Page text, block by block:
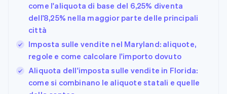
come l'aliquota di base del 6,25% diventa
dell'8,25% nella maggior parte delle principali
città
Imposta sulle vendite nel Maryland: aliquote,
regole e come calcolare l'importo dovuto
Aliquota dell'imposta sulle vendite in Florida:
come si combinano le aliquote statali e quelle
Finlandia
EnglishSvenska
Francia
Germania
DeutschEnglish
Giappone
日本語
Gibilterra